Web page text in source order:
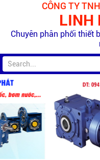
CÔNG TY
LINH
Chuyên phân phối thiết